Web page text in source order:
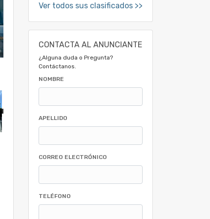
Ver todos sus clasificados >>
CONTACTA AL ANUNCIANTE
¿Alguna duda o Pregunta?
Contáctanos.
NOMBRE
APELLIDO
CORREO ELECTRÓNICO
TELÉFONO